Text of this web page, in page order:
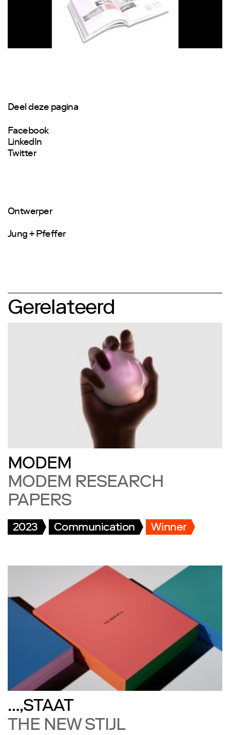
Deel deze pagina
Facebook
LinkedIn
Twitter
Ontwerper
Jung + Pfeffer
Gerelateerd
MODEM
MODEM RESEARCH
PAPERS
2023 Communication Winner
…,STAAT
THE NEW STIJL